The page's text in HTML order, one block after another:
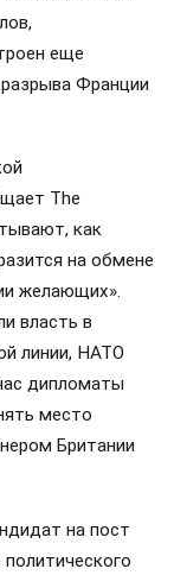
еще
Франции
The
как
на обмене
желающих».
власть в
линии, НАТО
дипломаты
место
Британии
на пост